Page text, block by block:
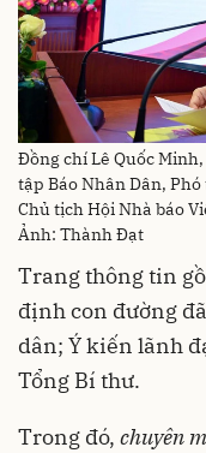
Đồng chí Lê Quốc
tập Báo Nhân Dân,
Chủ tịch Hội Nhà báo
Ảnh: Thành Đạt
Trang thông tin
định con đường
dân; Ý kiến lãnh
Tổng Bí thư.
Trong đó, chuyên